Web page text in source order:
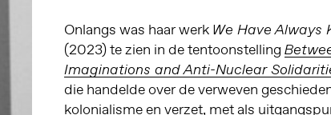
Onlangs was haar werk We Have Always
(2023) te zien in de tentoonstelling
Imaginations and Anti-Nuclear
die handelde over de verweven
kolonialisme en verzet, met als